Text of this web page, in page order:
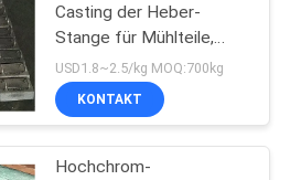
Casting der Heber-
Stange für Mühlteile,
haltbares EB2009
USD1.8~2.5/kg MOQ:700kg
KONTAKT
Hochchrom-